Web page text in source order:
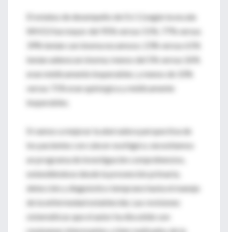
El estatus de desempeño de 0 ó 1 (según la escala
WHO) fue mayor del 95% versus 51%; 77% versus
39% tenían carcinoma escamoso; 23% versus 61%
tenían adenocarcinoma; menos del 5% versus 26%
eran médicamente inoperables; y menos de 10%
versus 71% eran quirúrgica y médicamente
inoperables.
Si vamos a mejorar la aterradora perspectiva de
los pacientes con cáncer esofágico, necesitamos
un programa de investigación comprehensivo,
extendiéndose desde la prevención primaria,
detección y diagnóstico temprano hasta el manejo
de la enfermedad establecida. Las revisiones
sistemáticas que el autor ha discutido son